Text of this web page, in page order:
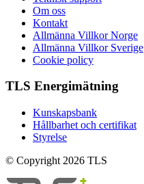
Om oss
Kontakt
Allmänna Villkor Norge
Allmänna Villkor Sverige
Cookie policy
TLS Energimätning
Kunskapsbank
Hållbarhet och certifikat
Styrelse
© Copyright 2026 TLS